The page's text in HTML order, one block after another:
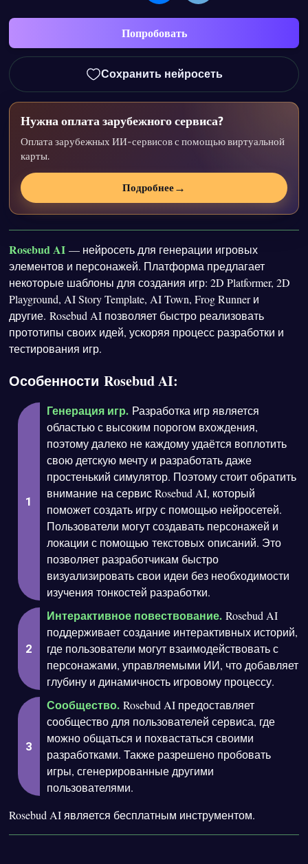
Попробовать
Сохранить нейросеть
Нужна оплата зарубежного сервиса?
Оплата зарубежных ИИ-сервисов с помощью виртуальной
карты.
Подробнее→
Rosebud AI — нейросеть для генерации игровых
элементов и персонажей. Платформа предлагает
некоторые шаблоны для создания игр: 2D Platformer, 2D
Playground, AI Story Template, AI Town, Frog Runner и
другие. Rosebud AI позволяет быстро реализовать
прототипы своих идей, ускоряя процесс разработки и
тестирования игр.
Особенности Rosebud AI:
Генерация игр. Разработка игр является
областью с высоким порогом вхождения,
поэтому далеко не каждому удаётся воплотить
свою детскую мечту и разработать даже
простенький симулятор. Поэтому стоит обратить
внимание на сервис Rosebud AI, который
поможет создать игру с помощью нейросетей.
Пользователи могут создавать персонажей и
локации с помощью текстовых описаний. Это
позволяет разработчикам быстро
визуализировать свои идеи без необходимости
изучения тонкостей разработки.
Интерактивное повествование. Rosebud AI
поддерживает создание интерактивных историй,
где пользователи могут взаимодействовать с
персонажами, управляемыми ИИ, что добавляет
глубину и динамичность игровому процессу.
Сообщество. Rosebud AI предоставляет
сообщество для пользователей сервиса, где
можно общаться и похвастаться своими
разработками. Также разрешено пробовать
игры, сгенерированные другими
пользователями.
Rosebud AI является бесплатным инструментом.